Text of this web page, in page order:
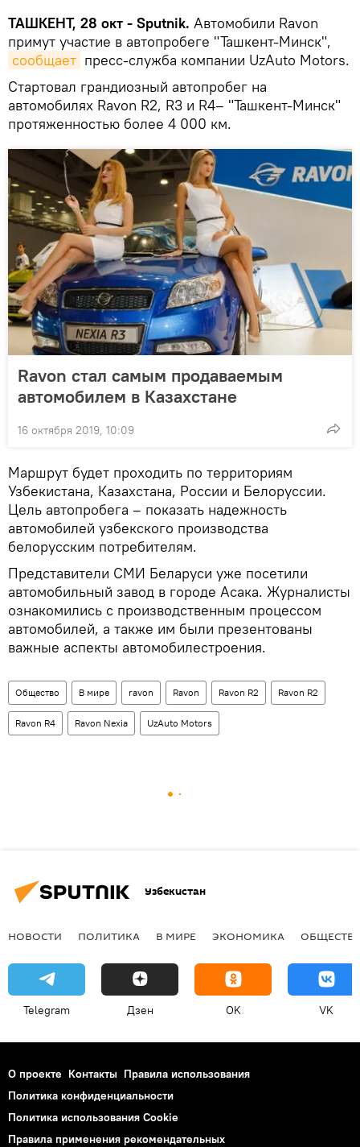
ТАШКЕНТ, 28 окт - Sputnik. Автомобили Ravon
примут участие в автопробеге "Ташкент-Минск",
сообщает пресс-служба компании UzAuto Motors.
Стартовал грандиозный автопробег на
автомобилях Ravon R2, R3 и R4– "Ташкент-Минск"
протяженностью более 4 000 км.
Ravon стал самым продаваемым
автомобилем в Казахстане
16 октября 2019, 10:09
Маршрут будет проходить по территориям
Узбекистана, Казахстана, России и Белоруссии.
Цель автопробега – показать надежность
автомобилей узбекского производства
белорусским потребителям.
Представители СМИ Беларуси уже посетили
автомобильный завод в городе Асака. Журналисты
ознакомились с производственным процессом
автомобилей, а также им были презентованы
важные аспекты автомобилестроения.
Общество В мире ravon Ravon Ravon R2 Ravon R2
Ravon R4 Ravon Nexia UzAuto Motors
Узбекистан
НОВОСТИ ПОЛИТИКА В МИРЕ ЭКОНОМИКА
Telegram Дзен OK VK
О проекте Контакты Правила использования
Политика конфиденциальности
Политика использования Cookie
Правила применения рекомендательных